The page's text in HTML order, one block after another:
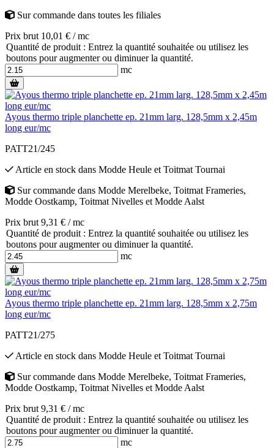
Sur commande dans toutes les filiales
Prix brut 10,01 € / mc
Quantité de produit : Entrez la quantité souhaitée ou utilisez les
boutons pour augmenter ou diminuer la quantité.
mc
Ayous thermo triple planchette ep. 21mm larg. 128,5mm x 2,45m
long eur/mc
PATT21/245
Article en stock dans Modde Heule et Toitmat Tournai
Sur commande dans Modde Merelbeke, Toitmat Frameries,
Modde Oostkamp, Toitmat Nivelles et Modde Aalst
Prix brut 9,31 € / mc
Quantité de produit : Entrez la quantité souhaitée ou utilisez les
boutons pour augmenter ou diminuer la quantité.
mc
Ayous thermo triple planchette ep. 21mm larg. 128,5mm x 2,75m
long eur/mc
PATT21/275
Article en stock dans Modde Heule et Toitmat Tournai
Sur commande dans Modde Merelbeke, Toitmat Frameries,
Modde Oostkamp, Toitmat Nivelles et Modde Aalst
Prix brut 9,31 € / mc
Quantité de produit : Entrez la quantité souhaitée ou utilisez les
boutons pour augmenter ou diminuer la quantité.
mc